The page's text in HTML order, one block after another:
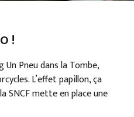
!
Un Pneu dans la Tombe,
L’effet papillon, ça
SNCF mette en place une